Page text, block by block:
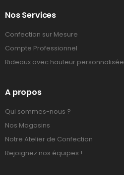
Nos Services
Confection sur Mesure
Compte Professionnel
Rideaux avec hauteur personnalisée
A propos
Qui sommes-nous ?
Nos Magasins
Notre Atelier de Confection
Rejoignez nos équipes !